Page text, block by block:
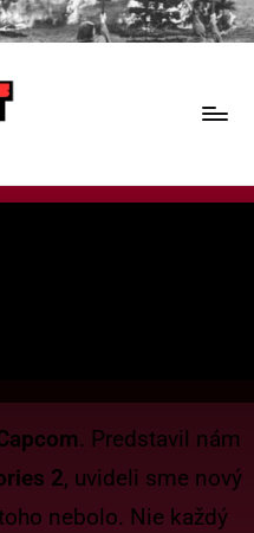
. Predstavil nám
2, uvideli sme nový
nebolo. Nie každý